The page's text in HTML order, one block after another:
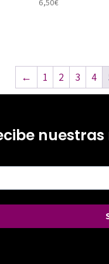
6,50€
← 1 2 3 4